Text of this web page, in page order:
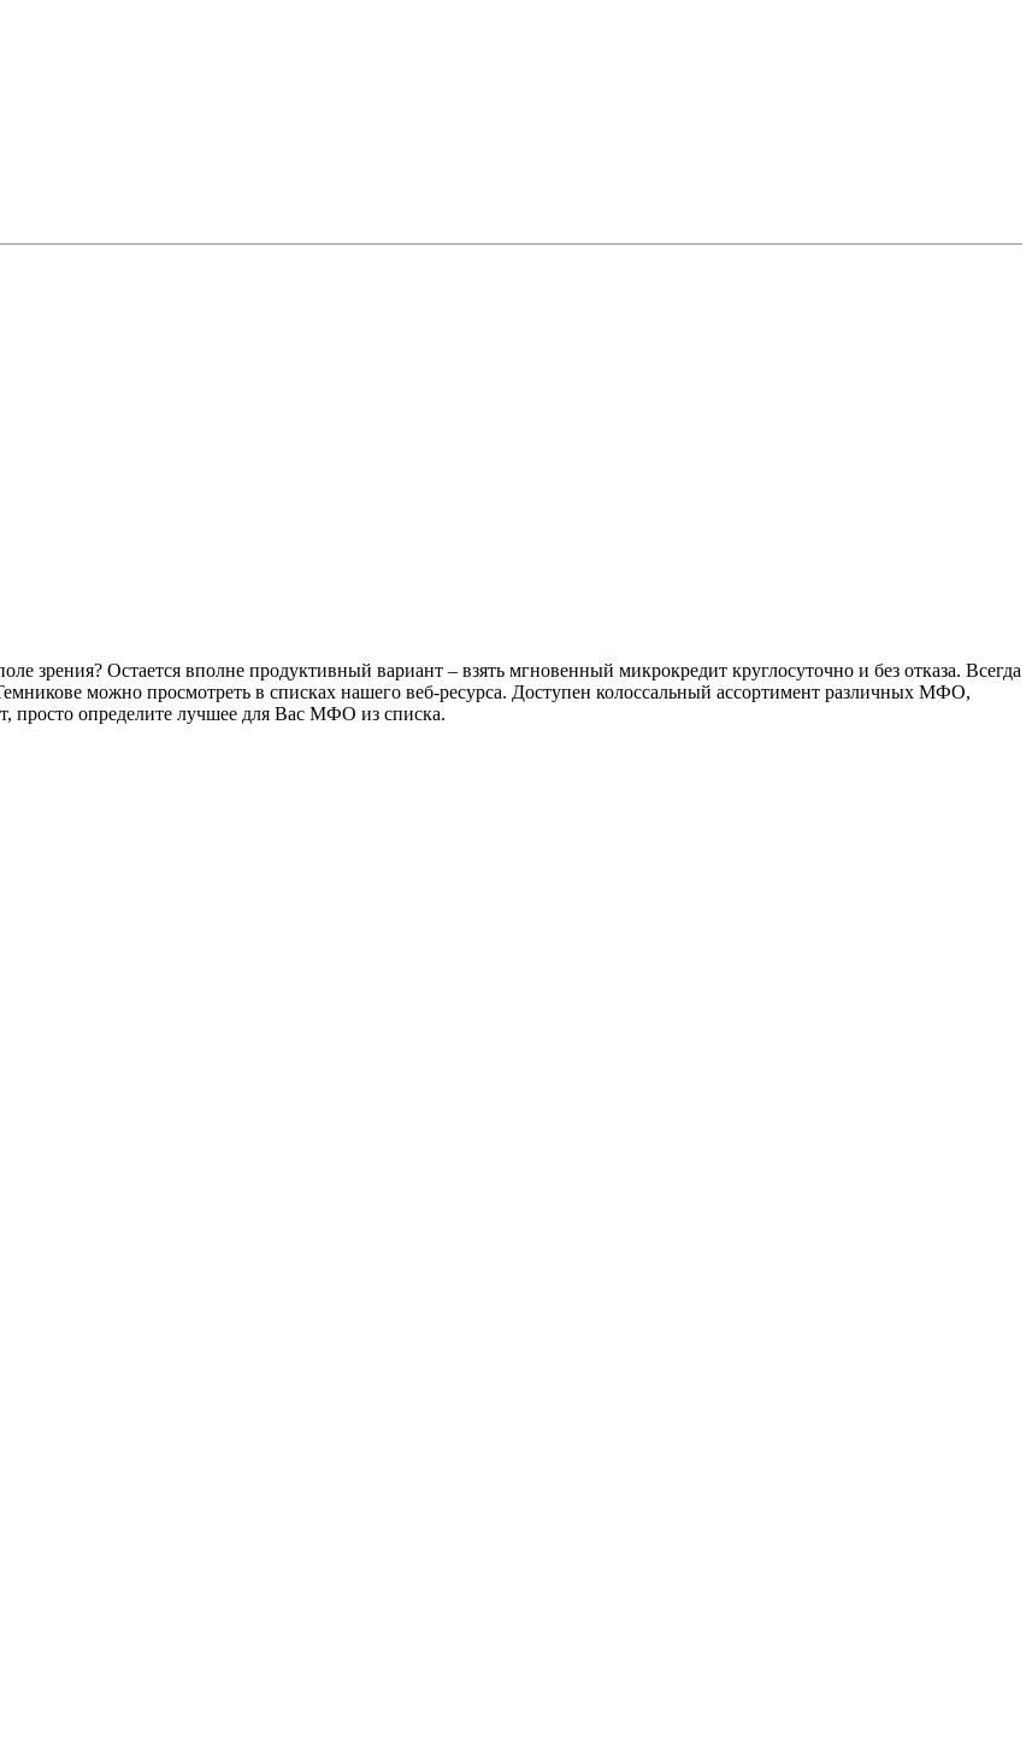
зрения? Остается вполне продуктивный вариант – взять мгновенный микрокредит круглосуточно и без отказа. Всегда
можно просмотреть в списках нашего веб-ресурса. Доступен колоссальный ассортимент различных МФО,
просто определите лучшее для Вас МФО из списка.